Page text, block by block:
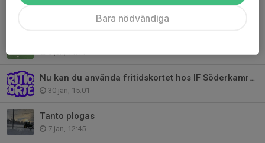
Nu kan du använda fritidskortet hos IF Söderkamraterna
30 jan, 15:01
Tanto plogas
7 jan, 12:45
Bara nödvändiga